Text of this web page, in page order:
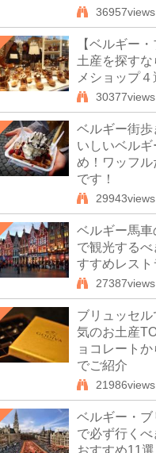
36957views
【ベルギー
土産を探すな
メショップ４
30377views
ベルギー街
いしいベルギ
め！ワッフ
です！
29943views
ベルギー馬車
で観光する
すすめレスト
27387views
ブリュッセル
気のお土産
ョコレート
でご紹介
21986views
ベルギー・
で必ず行くべ
おすすめ11